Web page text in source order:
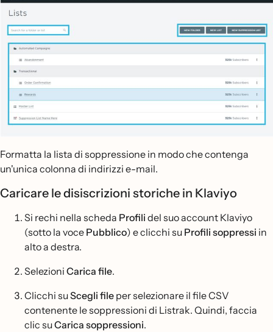
Formatta la lista di soppressione in modo che contenga
un'unica colonna di indirizzi e-mail.
Caricare le disiscrizioni storiche in Klaviyo
Si rechi nella scheda Profili del suo account Klaviyo
(sotto la voce Pubblico) e clicchi su Profili soppressi in
alto a destra.
Selezioni Carica file.
Clicchi suScegli file per selezionare il file CSV
contenente le soppressioni di Listrak. Quindi, faccia
clic suCarica soppressioni.